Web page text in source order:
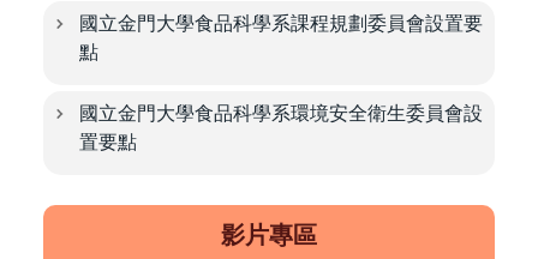
國立金門大學食品科學系課程規劃委員會設置要
點
國立金門大學食品科學系環境安全衛生委員會設
置要點
影片專區